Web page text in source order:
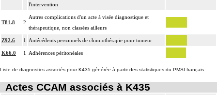
l'intervention
T81.8 2
Autres complications d'un acte à visée diagnostique et
thérapeutique, non classées ailleurs
Z92.6 1 Antécédents personnels de chimiothérapie pour tumeur
K66.0 1 Adhérences péritonéales
Liste de diagnostics associés pour K435 générée à partir des statistiques du PMSI français
Actes CCAM associés à K435